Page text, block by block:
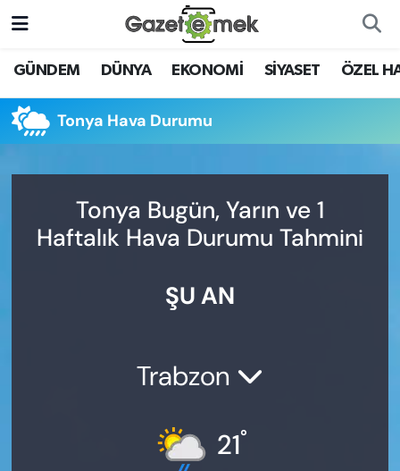
GÜNDEM DÜNYA EKONOMİ SİYASET ÖZEL
Tonya Hava Durumu
Tonya Bugün, Yarın ve 1
Haftalık Hava Durumu Tahmini
ŞU AN
Trabzon
21°
DÜNYA
EKONOMİ
YENİ MEDYADA EMEK
GAZETECİLİĞİNİ GELİŞTİRMEK
Nöbetçi Eczaneler
Hava Durumu
Trafik Durumu
Süper Lig Puan Durumu ve Fikstür